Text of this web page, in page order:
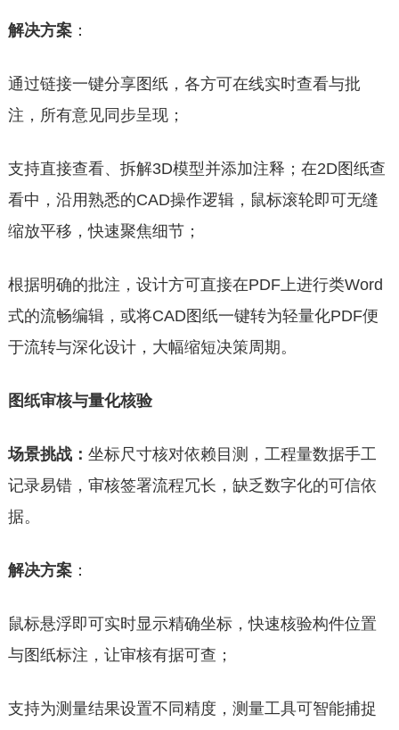
解决方案：
通过链接一键分享图纸，各方可在线实时查看与批
注，所有意见同步呈现；
支持直接查看、拆解3D模型并添加注释；在2D图纸查
看中，沿用熟悉的CAD操作逻辑，鼠标滚轮即可无缝
缩放平移，快速聚焦细节；
根据明确的批注，设计方可直接在PDF上进行类Word
式的流畅编辑，或将CAD图纸一键转为轻量化PDF便
于流转与深化设计，大幅缩短决策周期。
图纸审核与量化核验
场景挑战： 坐标尺寸核对依赖目测，工程量数据手工
记录易错，审核签署流程冗长，缺乏数字化的可信依
据。
解决方案：
鼠标悬浮即可实时显示精确坐标，快速核验构件位置
与图纸标注，让审核有据可查；
支持为测量结果设置不同精度，测量工具可智能捕捉